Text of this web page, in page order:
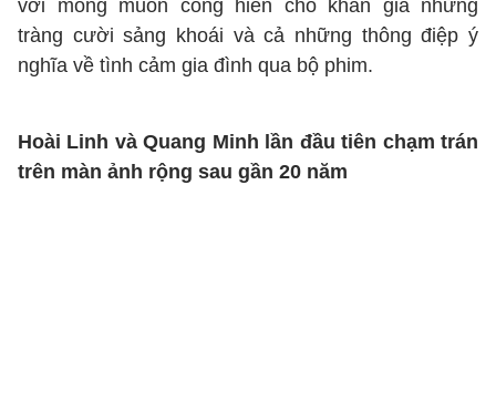
với mong muốn cống hiến cho khán giả những
tràng cười sảng khoái và cả những thông điệp ý
nghĩa về tình cảm gia đình qua bộ phim.
Hoài Linh và Quang Minh lần đầu tiên chạm trán
trên màn ảnh rộng sau gần 20 năm